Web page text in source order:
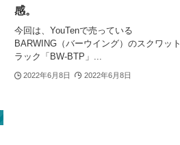
感。
今回は、YouTenで売っている
BARWING（バーウイング）のスクワット
ラック「BW-BTP」...
2022年6月8日 2022年6月8日